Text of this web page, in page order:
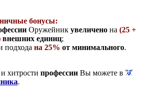
бонусы:
Оружейник увеличено на (25 +
внешних единиц;
подхода на 25% от минимального.
хитрости профессии Вы можете в
.